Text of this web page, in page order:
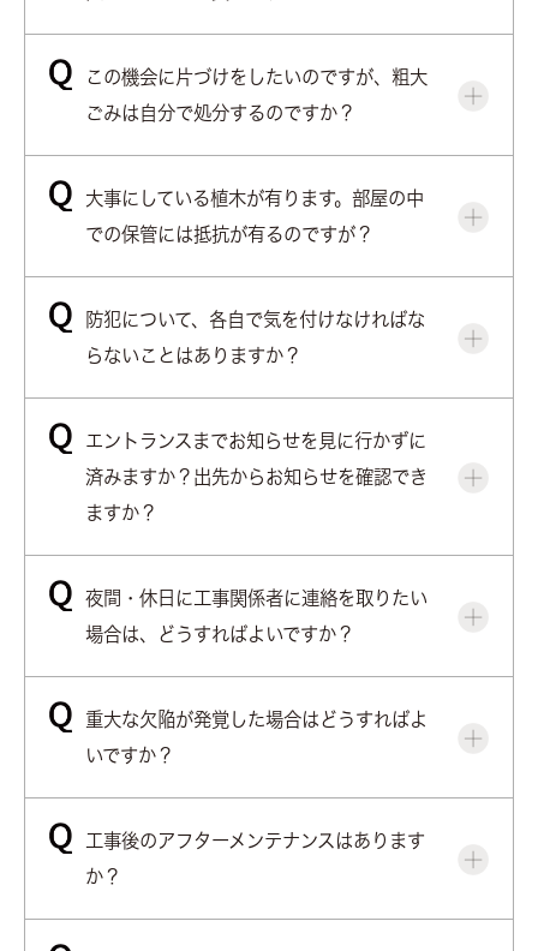
この機会に片づけをしたいのですが、粗大
ごみは自分で処分するのですか？
大事にしている植木が有ります。部屋の中
での保管には抵抗が有るのですが？
防犯について、各自で気を付けなければな
らないことはありますか？
エントランスまでお知らせを見に行かずに
済みますか？出先からお知らせを確認でき
ますか？
夜間・休日に工事関係者に連絡を取りたい
場合は、どうすればよいですか？
重大な欠陥が発覚した場合はどうすればよ
いですか？
工事後のアフターメンテナンスはあります
か？